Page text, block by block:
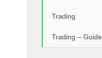
Trading
Trading – Guide